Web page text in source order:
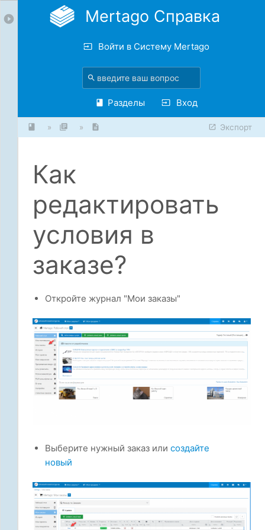
Mertago Справка
Войти в Систему Mertago
Разделы Вход
» » Экспорт
Как
редактировать
условия в
заказе?
Откройте журнал "Мои заказы"
Выберите нужный заказ или создайте
новый